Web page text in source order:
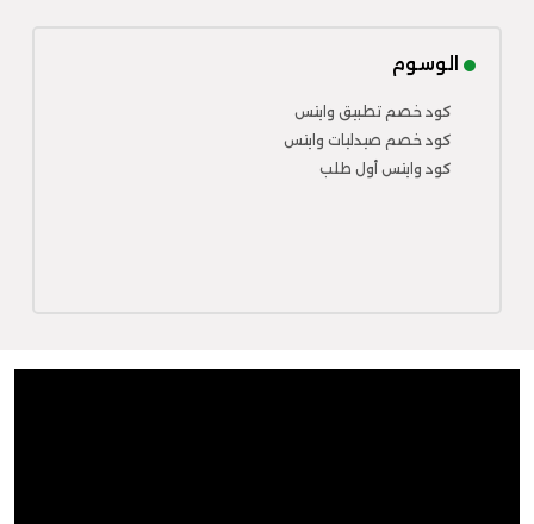
الوسوم
كود خصم تطبيق وايتس
كود خصم صيدليات وايتس
كود وايتس أول طلب